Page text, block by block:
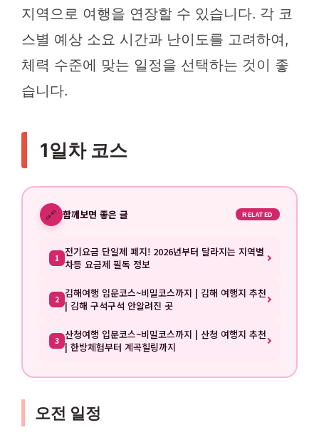
지역으로 여행을 연장할 수 있습니다. 각 코
스별 예상 소요 시간과 난이도를 고려하여,
체력 수준에 맞는 일정을 선택하는 것이 좋
습니다.
1일차 코스
🔗 함께보면 좋은 글 RELATED
1 전기요금 단일제 폐지! 2026년부터 달라지는 지역별
차등 요금제 필독 정보
2 김해여행 입문코스~비밀코스까지 | 김해 여행지 추천
| 김해 구석구석 안알려진 곳
3 산청여행 입문코스~비밀코스까지 | 산청 여행지 추천
| 한방체험부터 계곡힐링까지
오전 일정